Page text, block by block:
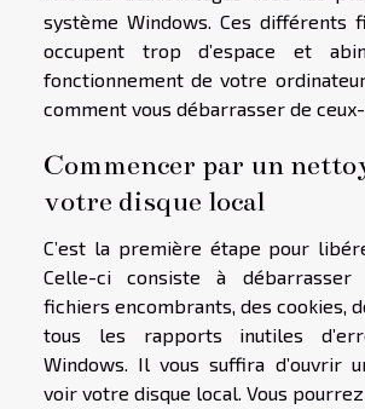
système Windows. Ces différents
occupent trop d’espace et
fonctionnement de votre
comment vous débarrasser de
Commencer par un
votre disque local
C’est la première étape pour
Celle-ci consiste à
fichiers encombrants, des cookies,
tous les rapports inutiles
Windows. Il vous suffira d’ouvrir
voir votre disque local. Vous